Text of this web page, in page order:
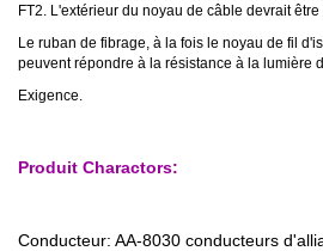
FT2. L'extérieur du noyau de câble devrait
Le ruban de fibrage, à la fois le noyau de fil
peuvent répondre à la résistance à la lumière
Exigence.
Produit Charactors:
Conducteur: AA-8030 conducteurs